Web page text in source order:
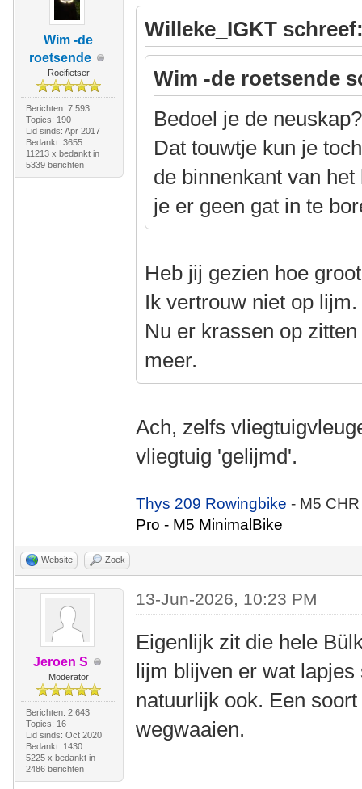
Wim -de
roetsende
Roeifietser
Berichten: 7.593
Topics: 190
Lid sinds: Apr 2017
Bedankt: 3655
11213 x bedankt in
5339 berichten
Willeke_IGKT
Wim -de roetsende
Bedoel je de neuskap?
Dat touwtje kun je
de binnenkant van
je er geen gat in te
Heb jij gezien hoe
Ik vertrouw niet op
Nu er krassen op
meer.
Ach, zelfs
vliegtuig 'gelijmd'.
Thys 209 Rowingbike- M5
Pro - M5 MinimalBike
Website Zoek
Jeroen S
Moderator
Berichten: 2.643
Topics: 16
Lid sinds: Oct 2020
Bedankt: 1430
5225 x bedankt in
2486 berichten
13-Jun-2026, 10:23 PM
Eigenlijk zit die hele
lijm blijven er wat
natuurlijk ook. Een
wegwaaien.